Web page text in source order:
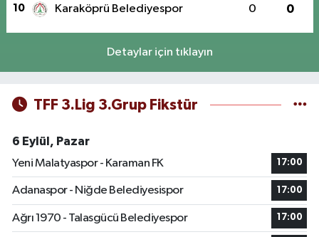
10 Karaköprü Belediyespor 0 0
Detaylar için tıklayın
TFF 3.Lig 3.Grup Fikstür
6 Eylül, Pazar
Yeni Malatyaspor - Karaman FK
17:00
Adanaspor - Niğde Belediyesispor 17:00
Ağrı 1970 - Talasgücü Belediyespor 17:00